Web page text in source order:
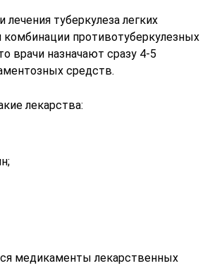
лечения туберкулеза легких
комбинации противотуберкулезных
врачи назначают сразу 4-5
средств.
лекарства:
медикаменты лекарственных